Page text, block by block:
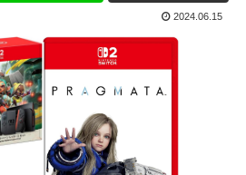
2024.06.15